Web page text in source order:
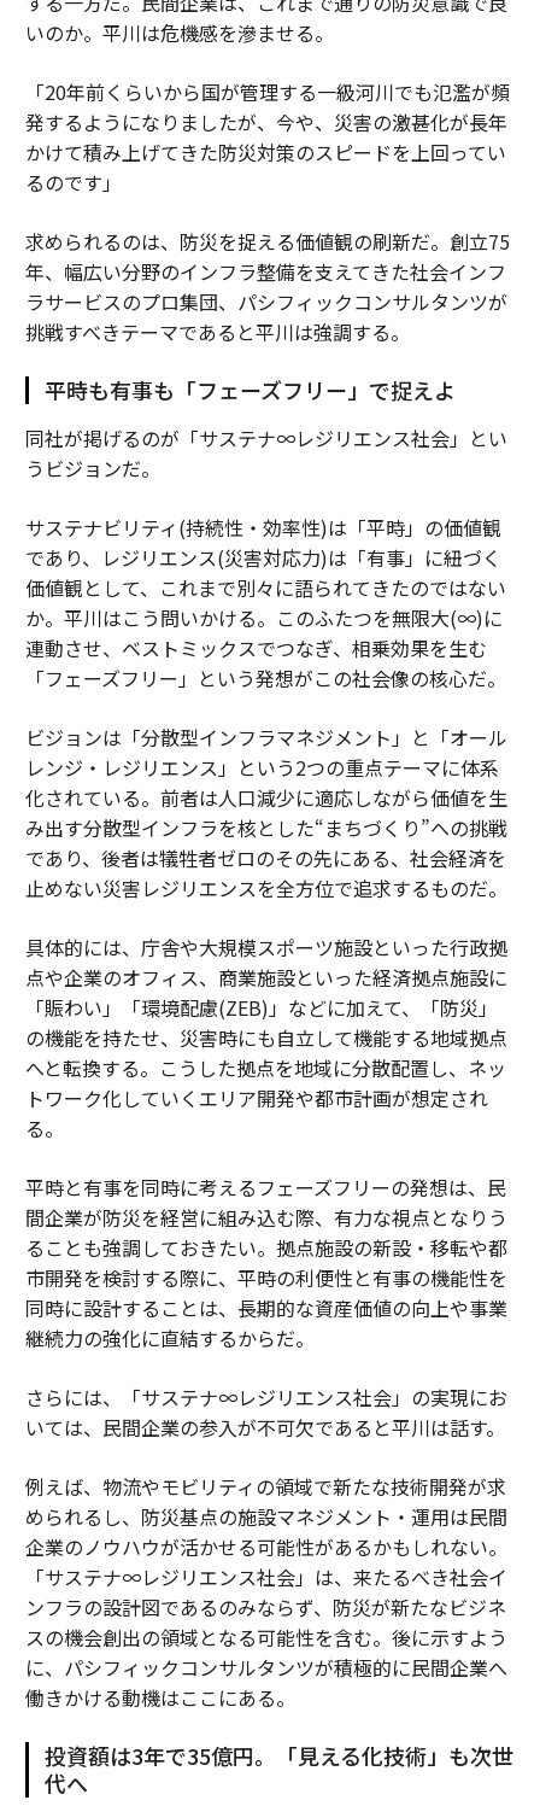
いのか。平川は危機感を滲ませる。
「20年前くらいから国が管理する一級河川でも氾濫が頻
発するようになりましたが、今や、災害の激甚化が長年
かけて積み上げてきた防災対策のスピードを上回ってい
るのです」
求められるのは、防災を捉える価値観の刷新だ。創立75
年、幅広い分野のインフラ整備を支えてきた社会インフ
ラサービスのプロ集団、パシフィックコンサルタンツが
挑戦すべきテーマであると平川は強調する。
平時も有事も「フェーズフリー」で捉えよ
同社が掲げるのが「サステナ∞レジリエンス社会」とい
うビジョンだ。
サステナビリティ(持続性・効率性)は「平時」の価値観
であり、レジリエンス(災害対応力)は「有事」に紐づく
価値観として、これまで別々に語られてきたのではない
か。平川はこう問いかける。このふたつを無限大(∞)に
連動させ、ベストミックスでつなぎ、相乗効果を生む
「フェーズフリー」という発想がこの社会像の核心だ。
ビジョンは「分散型インフラマネジメント」と「オール
レンジ・レジリエンス」という2つの重点テーマに体系
化されている。前者は人口減少に適応しながら価値を生
み出す分散型インフラを核とした“まちづくり”への挑戦
であり、後者は犠牲者ゼロのその先にある、社会経済を
止めない災害レジリエンスを全方位で追求するものだ。
具体的には、庁舎や大規模スポーツ施設といった行政拠
点や企業のオフィス、商業施設といった経済拠点施設に
「賑わい」「環境配慮(ZEB)」などに加えて、「防災」
の機能を持たせ、災害時にも自立して機能する地域拠点
へと転換する。こうした拠点を地域に分散配置し、ネッ
トワーク化していくエリア開発や都市計画が想定され
る。
平時と有事を同時に考えるフェーズフリーの発想は、民
間企業が防災を経営に組み込む際、有力な視点となりう
ることも強調しておきたい。拠点施設の新設・移転や都
市開発を検討する際に、平時の利便性と有事の機能性を
同時に設計することは、長期的な資産価値の向上や事業
継続力の強化に直結するからだ。
さらには、「サステナ∞レジリエンス社会」の実現にお
いては、民間企業の参入が不可欠であると平川は話す。
例えば、物流やモビリティの領域で新たな技術開発が求
められるし、防災基点の施設マネジメント・運用は民間
企業のノウハウが活かせる可能性があるかもしれない。
「サステナ∞レジリエンス社会」は、来たるべき社会イ
ンフラの設計図であるのみならず、防災が新たなビジネ
スの機会創出の領域となる可能性を含む。後に示すよう
に、パシフィックコンサルタンツが積極的に民間企業へ
働きかける動機はここにある。
投資額は3年で35億円。「見える化技術」も次世
代へ